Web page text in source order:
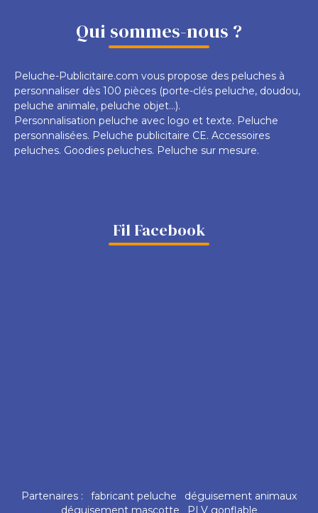
Qui sommes-nous ?
Peluche-Publicitaire.com vous propose des peluches à
personnaliser dès 100 pièces (porte-clés peluche, doudou,
peluche animale, peluche objet...).
Personnalisation peluche avec logo et texte. Peluche
personnalisées. Peluche publicitaire CE. Accessoires
peluches. Goodies peluches. Peluche sur mesure.
Fil Facebook
Partenaires : fabricant peluche
déguisement animaux
déguisement mascotte
PLV gonflable